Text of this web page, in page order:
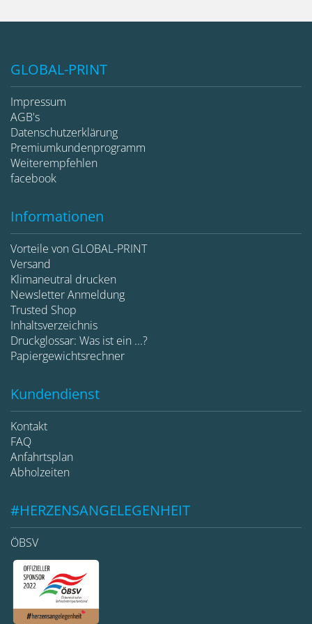
GLOBAL-PRINT
Impressum
AGB's
Datenschutzerklärung
Premiumkundenprogramm
Weiterempfehlen
facebook
Informationen
Vorteile von GLOBAL-PRINT
Versand
Klimaneutral drucken
Newsletter Anmeldung
Trusted Shop
Inhaltsverzeichnis
Druckglossar: Was ist ein ...?
Papiergewichtsrechner
Kundendienst
Kontakt
FAQ
Anfahrtsplan
Abholzeiten
#HERZENSANGELEGENHEIT
ÖBSV